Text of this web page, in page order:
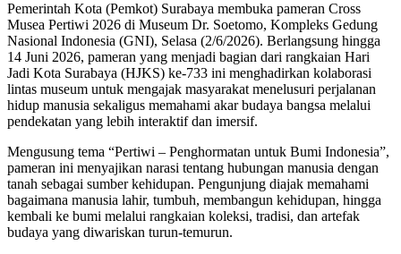
Pemerintah Kota (Pemkot) Surabaya membuka pameran Cross
Musea Pertiwi 2026 di Museum Dr. Soetomo, Kompleks Gedung
Nasional Indonesia (GNI), Selasa (2/6/2026). Berlangsung hingga
14 Juni 2026, pameran yang menjadi bagian dari rangkaian Hari
Jadi Kota Surabaya (HJKS) ke-733 ini menghadirkan kolaborasi
lintas museum untuk mengajak masyarakat menelusuri perjalanan
hidup manusia sekaligus memahami akar budaya bangsa melalui
pendekatan yang lebih interaktif dan imersif.
Mengusung tema “Pertiwi – Penghormatan untuk Bumi Indonesia”,
pameran ini menyajikan narasi tentang hubungan manusia dengan
tanah sebagai sumber kehidupan. Pengunjung diajak memahami
bagaimana manusia lahir, tumbuh, membangun kehidupan, hingga
kembali ke bumi melalui rangkaian koleksi, tradisi, dan artefak
budaya yang diwariskan turun-temurun.